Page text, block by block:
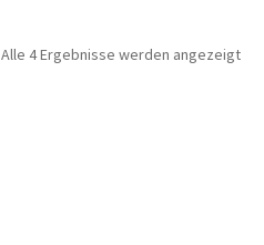
Alle 4 Ergebnisse werden angezeigtNach